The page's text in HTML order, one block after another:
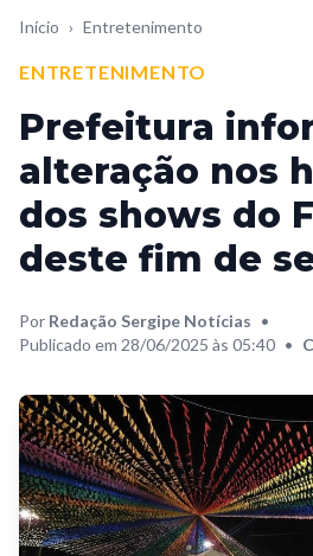
Início › Entretenimento
ENTRETENIMENTO
Prefeitura
alteração nos
dos shows do
deste fim de
Por Redação Sergipe Notícias •
Publicado em 28/06/2025 às 05:40 •